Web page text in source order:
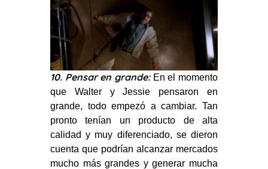
10. Pensar en grande:En el momento
que Walter y Jessie pensaron en
grande, todo empezó a cambiar. Tan
pronto tenían un producto de alta
calidad y muy diferenciado, se dieron
cuenta que podrían alcanzar mercados
mucho más grandes y generar mucha